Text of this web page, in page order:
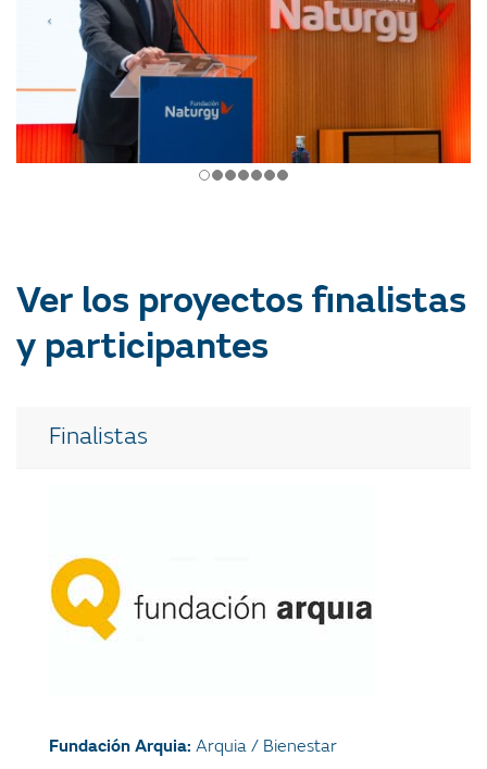
Ver los proyectos finalistas
y participantes
Finalistas
Fundación Arquia: Arquia / Bienestar